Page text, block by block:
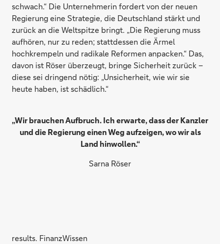
schwach.“ Die Unternehmerin fordert von der neuen
Regierung eine Strategie, die Deutschland stärkt und
zurück an die Weltspitze bringt. „Die Regierung muss
aufhören, nur zu reden; stattdessen die Ärmel
hochkrempeln und radikale Reformen anpacken.“ Das,
davon ist Röser überzeugt, bringe Sicherheit zurück –
diese sei dringend nötig: „Unsicherheit, wie wir sie
heute haben, ist schädlich.“
„Wir brauchen Aufbruch. Ich erwarte, dass der Kanzler
und die Regierung einen Weg aufzeigen, wo wir als
Land hinwollen.“
Sarna Röser
results. FinanzWissen